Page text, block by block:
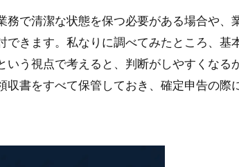
務で清潔な状態を保つ必要がある場合や、
きます。私なりに調べてみたところ、基
う視点で考えると、判断がしやすくなる
収書をすべて保管しておき、確定申告の際